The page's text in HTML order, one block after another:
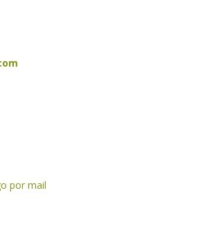
por mail